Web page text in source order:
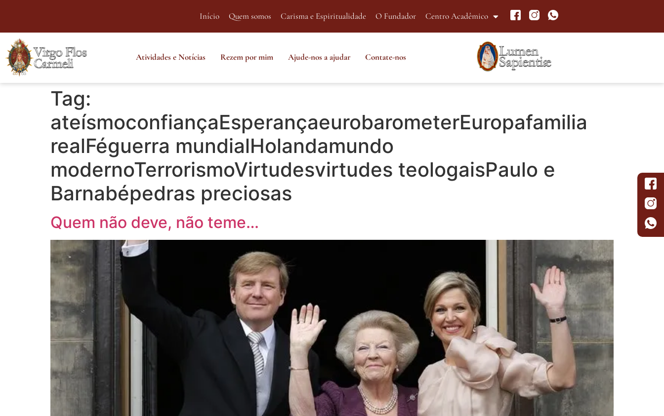
Início Quem somos Carisma e Espiritualidade O Fundador Centro Acadêmico
Atividades e Notícias Rezem por mim Ajude-nos a ajudar Contate-nos
Tag:
ateísmoconfiançaEsperançaeurobarometerEuropafamilia
realFéguerra mundialHolandamundo
modernoTerrorismoVirtudesvirtudes teologaisPaulo e
Barnabépedras preciosas
Quem não deve, não teme…